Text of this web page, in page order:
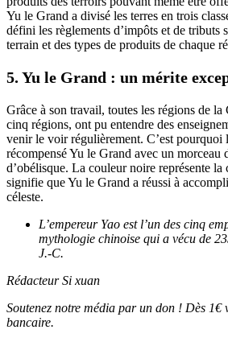
Yu le Grand a divisé les terres en trois
défini les règlements d’impôts et de tributs
terrain et des types de produits de chaque
5. Yu le Grand : un mérite
Grâce à son travail, toutes les régions de
cinq régions, ont pu entendre des
venir le voir régulièrement. C’est pourquoi
récompensé Yu le Grand avec un morceau
d’obélisque. La couleur noire représente
signifie que Yu le Grand a réussi à
céleste.
L’empereur Yao est l’un des cinq
mythologie chinoise qui a vécu de
J.-C.
Rédacteur Si xuan
Soutenez notre média par un don ! Dès 1€
bancaire.